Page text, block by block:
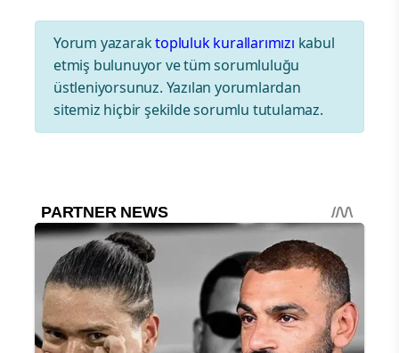
Yorum yazaraktopluluk kurallarımızı kabul
etmiş bulunuyor ve tüm sorumluluğu
üstleniyorsunuz. Yazılan yorumlardan
sitemiz hiçbir şekilde sorumlu tutulamaz.